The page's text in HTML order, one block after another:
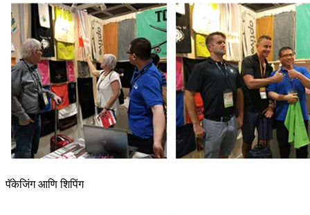
पॅकेजिंग आणि शिपिंग